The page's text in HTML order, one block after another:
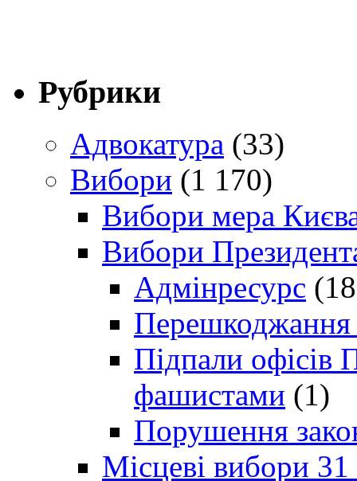
Рубрики
Адвокатура (33)
Вибори (1 170)
Вибори мера
Вибори
Адмінресурс
Перешкоджання
Підпали офісів
фашистами (1)
Порушення
Місцеві вибори